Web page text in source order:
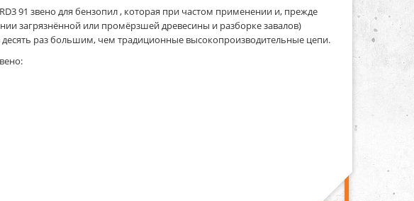
91 звено для бензопил , которая при частом применении и, прежде
загрязнённой или промёрзшей древесины и разборке завалов)
раз большим, чем традиционные высокопроизводительные цепи.